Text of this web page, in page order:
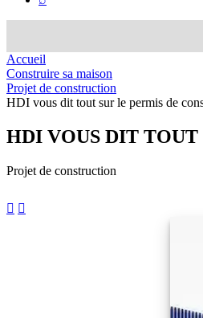
Accueil
Construire sa maison
Projet de construction
HDI vous dit tout sur le permis de
HDI VOUS DIT TOUT
Projet de construction
 